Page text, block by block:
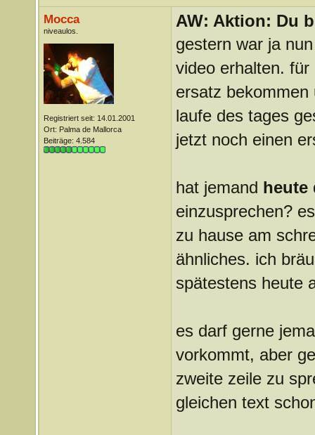
Mocca
niveaulos.
Registriert seit: 14.01.2001
Ort: Palma de Mallorca
Beiträge: 4.584
AW: Aktion: Du
gestern war ja
video erhalten.
ersatz
laufe des tages
jetzt noch einen
hat jemand heute
einzusprechen?
zu hause am
ähnliches. ich
spätestens heute
es darf gerne
vorkommt, aber
zweite zeile zu
gleichen text